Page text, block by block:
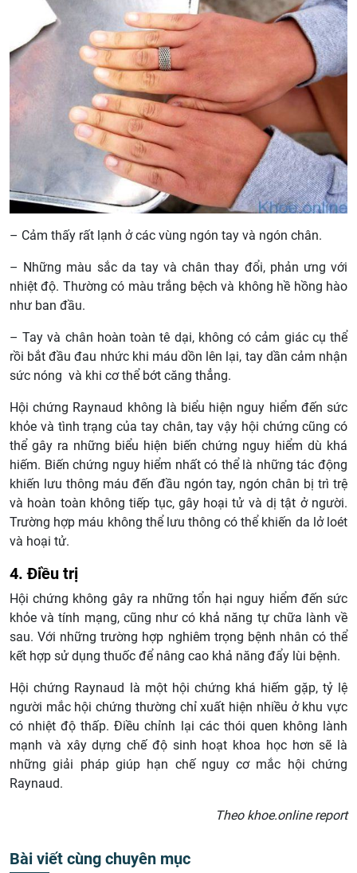
– Cảm thấy rất lạnh ở các vùng ngón tay và ngón chân.
– Những màu sắc da tay và chân thay đổi, phản ưng với
nhiệt độ. Thường có màu trắng bệch và không hề hồng hào
như ban đầu.
– Tay và chân hoàn toàn tê dại, không có cảm giác cụ thể
rồi bắt đầu đau nhức khi máu dồn lên lại, tay dần cảm nhận
sức nóng và khi cơ thể bớt căng thẳng.
Hội chứng Raynaud không là biểu hiện nguy hiểm đến sức
khỏe và tình trạng của tay chân, tay vậy hội chứng cũng có
thể gây ra những biểu hiện biến chứng nguy hiểm dù khá
hiếm. Biến chứng nguy hiểm nhất có thể là những tác động
khiến lưu thông máu đến đầu ngón tay, ngón chân bị trì trệ
và hoàn toàn không tiếp tục, gây hoại tử và dị tật ở người.
Trường hợp máu không thể lưu thông có thể khiến da lở loét
và hoại tử.
4. Điều trị
Hội chứng không gây ra những tổn hại nguy hiểm đến sức
khỏe và tính mạng, cũng như có khả năng tự chữa lành về
sau. Với những trường hợp nghiêm trọng bệnh nhân có thể
kết hợp sử dụng thuốc để nâng cao khả năng đẩy lùi bệnh.
Hội chứng Raynaud là một hội chứng khá hiếm gặp, tỷ lệ
người mắc hội chứng thường chỉ xuất hiện nhiều ở khu vực
có nhiệt độ thấp. Điều chỉnh lại các thói quen không lành
mạnh và xây dựng chế độ sinh hoạt khoa học hơn sẽ là
những giải pháp giúp hạn chế nguy cơ mắc hội chứng
Raynaud.
Theo khoe.online report
Bài viết cùng chuyên mục